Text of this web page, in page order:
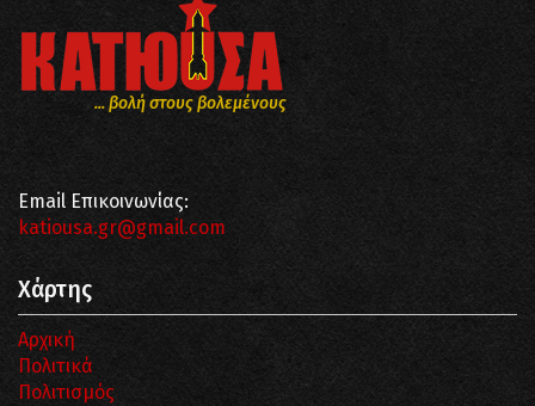
... βολή στους βολεμένους
Email Επικοινωνίας:
katiousa.gr@gmail.com
Χάρτης
Αρχική
Πολιτικά
Πολιτισμός